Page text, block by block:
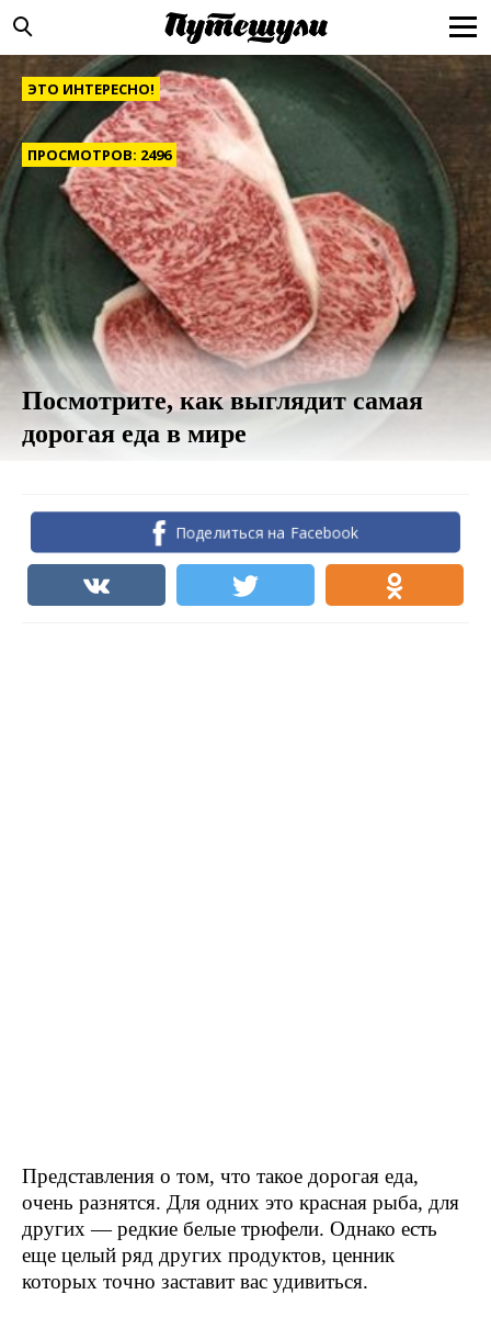
ЭТО ИНТЕРЕСНО!
ПРОСМОТРОВ: 2496
Посмотрите, как выглядит самая
дорогая еда в мире
Поделиться на Facebook
Представления о том, что такое дорогая еда,
очень разнятся. Для одних это красная рыба, для
других — редкие белые трюфели. Однако есть
еще целый ряд других продуктов, ценник
которых точно заставит вас удивиться.